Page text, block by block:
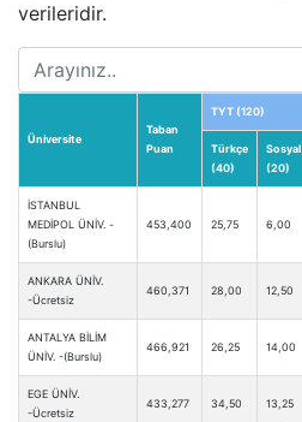
verileridir.
Üniversite
Taban
Puan
TYT (120)
Türkçe
(40)
Sosyal
(20)
İSTANBUL
MEDİPOL ÜNİV. -
(Burslu)
453,400 25,75 6,00
ANKARA ÜNİV.
-Ücretsiz
460,371 28,00 12,50
ANTALYA BİLİM
ÜNİV. -(Burslu)
466,921 26,25 14,00
EGE ÜNİV.
-Ücretsiz
433,277 34,50 13,25